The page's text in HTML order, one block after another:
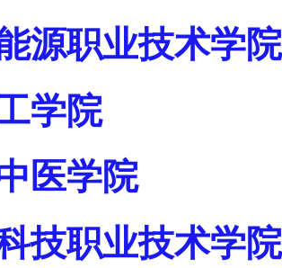
源职业技术学院
学院
医学院
技职业技术学院